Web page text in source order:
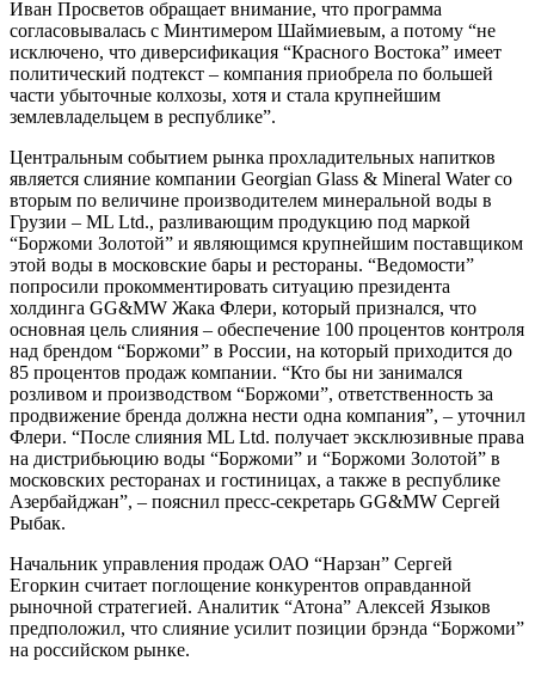
Иван Просветов обращает внимание, что программа
согласовывалась с Минтимером Шаймиевым, а потому “не
исключено, что диверсификация “Красного Востока” имеет
политический подтекст – компания приобрела по большей
части убыточные колхозы, хотя и стала крупнейшим
землевладельцем в республике”.
Центральным событием рынка прохладительных напитков
является слияние компании Georgian Glass & Mineral Water со
вторым по величине производителем минеральной воды в
Грузии – ML Ltd., разливающим продукцию под маркой
“Боржоми Золотой” и являющимся крупнейшим поставщиком
этой воды в московские бары и рестораны. “Ведомости”
попросили прокомментировать ситуацию президента
холдинга GG&MW Жака Флери, который признался, что
основная цель слияния – обеспечение 100 процентов контроля
над брендом “Боржоми” в России, на который приходится до
85 процентов продаж компании. “Кто бы ни занимался
розливом и производством “Боржоми”, ответственность за
продвижение бренда должна нести одна компания”, – уточнил
Флери. “После слияния ML Ltd. получает эксклюзивные права
на дистрибьюцию воды “Боржоми” и “Боржоми Золотой” в
московских ресторанах и гостиницах, а также в республике
Азербайджан”, – пояснил пресс-секретарь GG&MW Сергей
Рыбак.
Начальник управления продаж ОАО “Нарзан” Сергей
Егоркин считает поглощение конкурентов оправданной
рыночной стратегией. Аналитик “Атона” Алексей Языков
предположил, что слияние усилит позиции брэнда “Боржоми”
на российском рынке.